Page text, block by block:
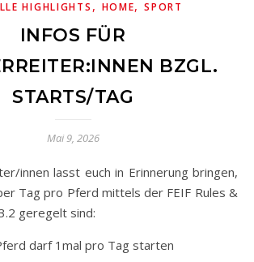
HIGHLIGHTS , HOME,SPORT
INFOS FÜR
BZGL.
STARTS/TAG
Mai 9, 2026
Tag pro Pferd mittels der FEIF Rules &
geregelt sind:
darf 1mal pro Tag starten